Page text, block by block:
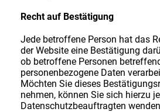
Recht auf Bestätigung
Jede betroffene Person hat das
der Website eine Bestätigung
ob betroffene Personen
personenbezogene Daten
Möchten Sie dieses
nehmen, können Sie sich hierzu
Datenschutzbeauftragten